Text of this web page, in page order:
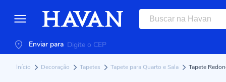
Enviar para
Início Decoração Tapetes Tapete para Quarto e Sala Tapete